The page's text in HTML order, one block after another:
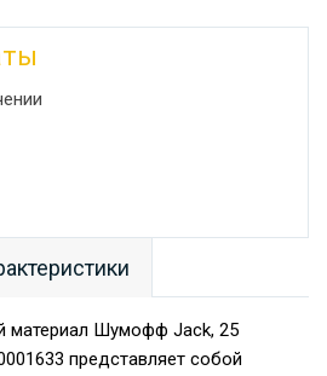
Шумофф Jack, 25
представляет собой